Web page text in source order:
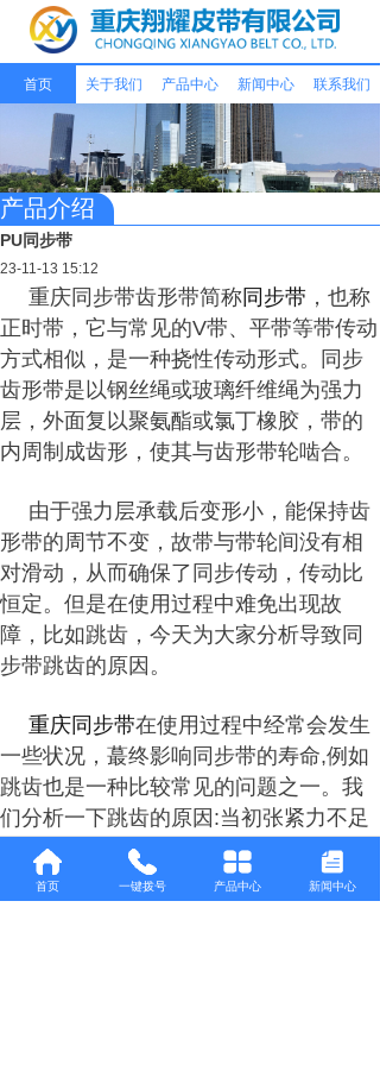
首页 关于我们 产品中心 新闻中心 联系我们
产品介绍
PU同步带
23-11-13 15:12
重庆同步带齿形带简称 同步带 ，也称
正时带，它与常见的V带、平带等带传动
方式相似，是一种挠性传动形式。同步
齿形带是以钢丝绳或玻璃纤维绳为强力
层，外面复以聚氨酯或氯丁橡胶，带的
内周制成齿形，使其与齿形带轮啮合。
由于强力层承载后变形小，能保持齿
形带的周节不变，故带与带轮间没有相
对滑动，从而确保了同步传动，传动比
恒定。但是在使用过程中难免出现故
障，比如跳齿，今天为大家分析导致同
步带跳齿的原因。
重庆同步带在使用过程中经常会发生
一些状况，蕞终影响同步带的寿命,例如
跳齿也是一种比较常见的问题之一。我
们分析一下跳齿的原因:当初张紧力不足
或带传递的负荷超过设计负荷时,带从松
边向紧边移动的过程中带齿爬到轮齿齿
首页 一键拨号 产品中心 新闻中心